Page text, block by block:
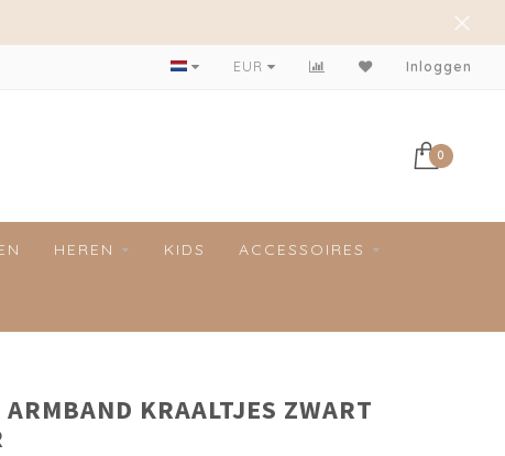
EUR Inloggen
0
HEREN KIDS ACCESSOIRES
KRAALTJES ZWART